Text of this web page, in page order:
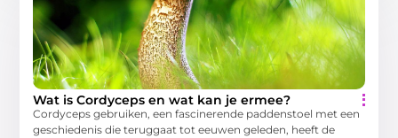
Wat is Cordyceps en wat kan je ermee?
Cordyceps gebruiken, een fascinerende paddenstoel met een
geschiedenis die teruggaat tot eeuwen geleden, heeft de